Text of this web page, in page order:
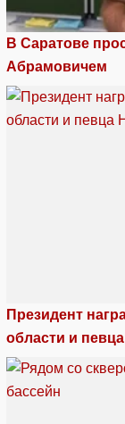
В Саратове
Абрамовичем
Президент
области и